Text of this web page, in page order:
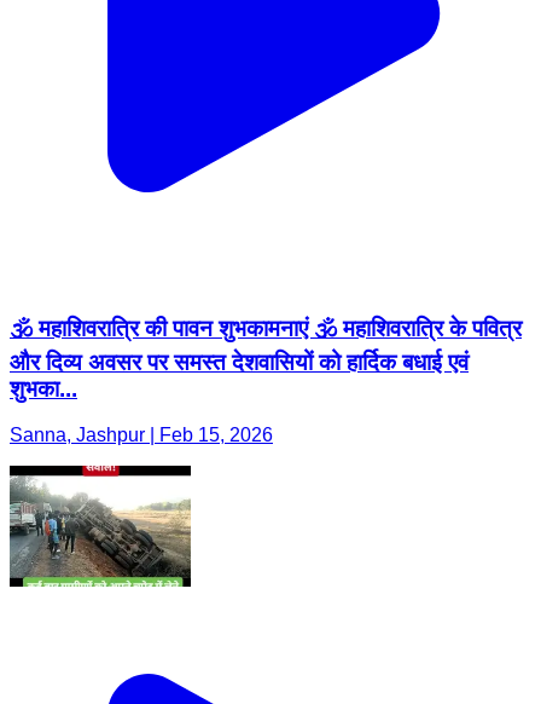
🕉️ महाशिवरात्रि की पावन शुभकामनाएं 🕉️ महाशिवरात्रि के पवित्र
और दिव्य अवसर पर समस्त देशवासियों को हार्दिक बधाई एवं
शुभका...
Sanna, Jashpur | Feb 15, 2026